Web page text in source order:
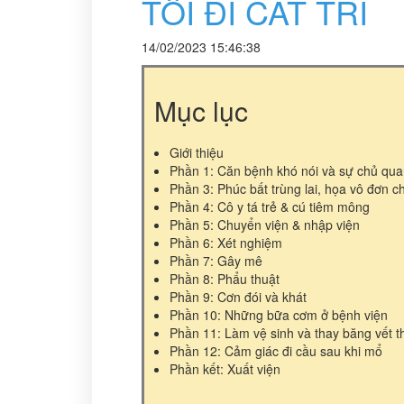
TÔI ĐI CẮT TRĨ
14/02/2023 15:46:38
Mục lục
Giới thiệu
Phần 1: Căn bệnh khó nói và sự chủ
Phần 3: Phúc bất trùng lai, họa vô đơn
Phần 4: Cô y tá trẻ & cú tiêm mông
Phần 5: Chuyển viện & nhập viện
Phần 6: Xét nghiệm
Phần 7: Gây mê
Phần 8: Phẩu thuật
Phần 9: Cơn đói và khát
Phần 10: Những bữa cơm ở bệnh viện
Phần 11: Làm vệ sinh và thay băng vết
Phần 12: Cảm giác đi cầu sau khi mổ
Phần kết: Xuất viện